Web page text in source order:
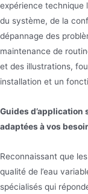
expérience technique
du système, de la
dépannage des
maintenance de
et des illustrations,
installation et un
Guides
adaptées à vos
Reconnaissant que
qualité de l’eau
spécialisés qui